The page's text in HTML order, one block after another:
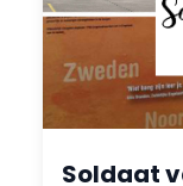
Soldaat